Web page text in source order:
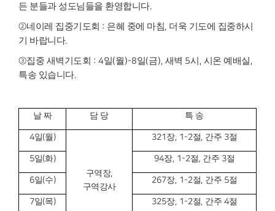
든 분들과 성도님들을 환영합니다.
②네이레 집중기도회 : 은혜 중에 마침, 더욱 기도에 집중하시
기 바랍니다.
③집중 새벽기도회 : 4일(월)-8일(금), 새벽 5시 , 시온 예배실,
특송 있습니다.
날 짜 담 당 특 송
4일(월 )
구역장,
구역강사
321 장, 1-2절, 간주 3절
5일(화) 94장, 1-2절, 간주 3절
6일(수) 267장, 1-2절, 간주 5절
7일(목) 325장, 1-2절, 간주 4절